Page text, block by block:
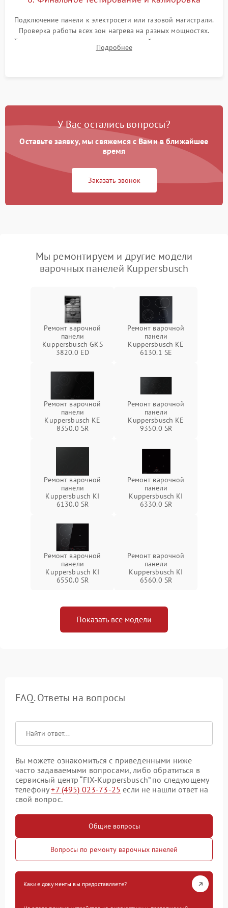
Подключение панели к электросети или газовой магистрали.
Проверка работы всех зон нагрева на разных мощностях.
Тестирование сенсорного управления, таймера, индикаторов
остаточного тепла и систем защиты от перегрева.
Подробнее
У Вас остались вопросы?
Оставьте заявку, мы свяжемся с Вами в ближайшее
время
Заказать звонок
Мы ремонтируем и другие модели
варочных панелей Kuppersbusch
Ремонт варочной
панели
Kuppersbusch GKS
3820.0 ED
Ремонт варочной
панели
Kuppersbusch KE
6130.1 SE
Ремонт варочной
панели
Kuppersbusch KE
8350.0 SR
Ремонт варочной
панели
Kuppersbusch KE
9350.0 SR
Ремонт варочной
панели
Kuppersbusch KI
6130.0 SR
Ремонт варочной
панели
Kuppersbusch KI
6330.0 SR
Ремонт варочной
панели
Kuppersbusch KI
6550.0 SR
Ремонт варочной
панели
Kuppersbusch KI
6560.0 SR
Показать все модели
FAQ. Ответы на вопросы
Вы можете ознакомиться с приведенными ниже
часто задаваемыми вопросами, либо обратиться в
сервисный центр “FIX-Kuppersbusch” по следующему
телефону+7 (495) 023-73-25 если не нашли ответ на
свой вопрос.
Общие вопросы
Вопросы по ремонту варочных панелей
Какие документы вы предоставляете?